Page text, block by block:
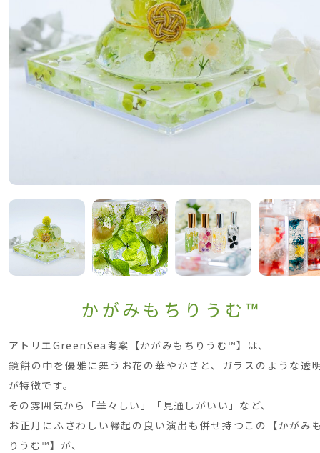
かがみもちりうむ™
アトリエGreenSea考案【かがみもちりうむ™】は、
鏡餅の中を優雅に舞うお花の華やかさと、ガラスのような透
が特徴です。
その雰囲気から「華々しい」「見通しがいい」など、
お正月にふさわしい縁起の良い演出も併せ持つこの【かがみ
りうむ™】が、